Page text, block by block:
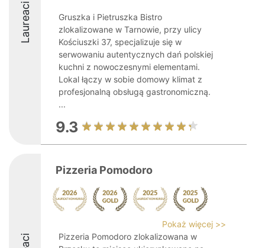
Laureaci
Gruszka i Pietruszka Bistro
zlokalizowane w Tarnowie, przy ulicy
Kościuszki 37, specjalizuje się w
serwowaniu autentycznych dań polskiej
kuchni z nowoczesnymi elementami.
Lokal łączy w sobie domowy klimat z
profesjonalną obsługą gastronomiczną.
...
9.3
Pizzeria Pomodoro
Pokaż więcej >>
Pizzeria Pomodoro zlokalizowana w